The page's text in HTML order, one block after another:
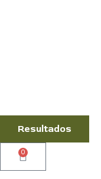
Resultados
0
Cart